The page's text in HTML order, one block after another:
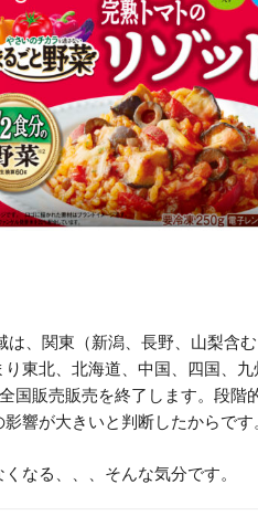
、関東（新潟、長野、山梨含
東北、北海道、中国、四国、
国販売販売を終了します。段階
響が大きいと判断したからです。
なる、、、そんな気分です。